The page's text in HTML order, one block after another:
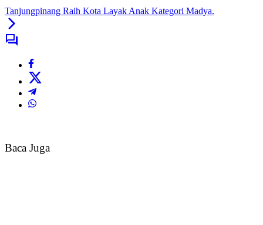
Tanjungpinang Raih Kota Layak Anak Kategori Madya.
Baca Juga